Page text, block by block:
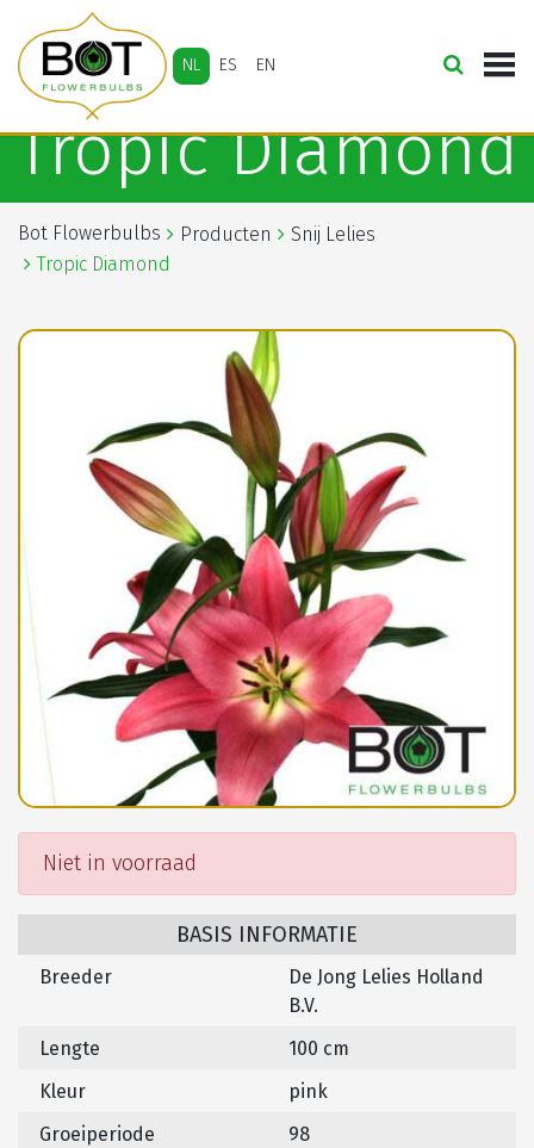
NL ES EN
Tropic Diamond
Bot Flowerbulbs Producten
Snij Lelies
Tropic Diamond
Niet in voorraad
BASIS INFORMATIE
Breeder
De Jong Lelies Holland
B.V.
Lengte
100 cm
Kleur
pink
Groeiperiode
98